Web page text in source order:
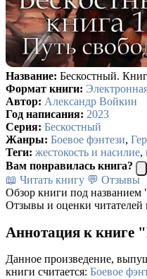
Название: Бескостный.
Формат книги:
Автор: Александр Войкин
Год написания: 2023
Серия: Бескостный
Жанры: Боевое фэнтези,
Теги: жестокость и насилие,
Вам понравилась книга?
📖 Читать книгу 💬 Отзывы
Обзор книги под названием
Отзывы и оценки читателей
Аннотация к книге
Данное произведение,
книги считается: Боевое